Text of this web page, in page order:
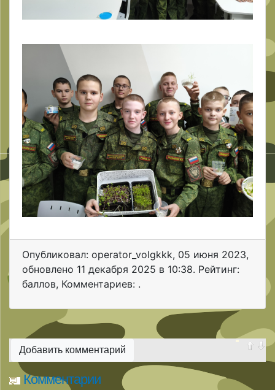
Опубликовал: operator_volgkkk, 05 июня 2023,
обновлено 11 декабря 2025 в 10:38. Рейтинг:
баллов, Комментариев: .
Добавить комментарий
Комментарии